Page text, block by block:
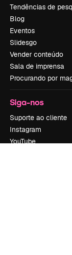
Tendências de
Blog
Eventos
Slidesgo
Vender conteúdo
Sala de imprensa
Procurando por
Siga-nos
Suporte ao cliente
Instagram
YouTube